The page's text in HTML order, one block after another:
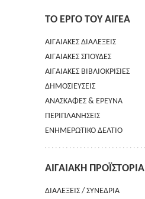
ΤΟ ΕΡΓΟ ΤΟΥ ΑΙΓΕΑ
ΑΙΓΑΙΑΚΕΣ ΔΙΑΛΕΞΕΙΣ
ΠΛΗΡΟΦΟΡΙΕΣ
ΑΙΓΑΙΑΚΕΣ ΣΠΟΥΔΕΣ
ΠΛΗΡΟΦΟΡΙΕΣ
ΟΔΗΓΙΕΣ ΠΡΟΣ ΣΥΓΓΡΑΦΕΙΣ
ΟΡΟΙ ΧΡΗΣΗΣ
ΕΠΙΚΟΙΝΩΝΙΑ
ΑΙΓΑΙΑΚΕΣ ΒΙΒΛΙΟΚΡΙΣΙΕΣ
ΠΛΗΡΟΦΟΡΙΕΣ
ΔΗΜΟΣΙΕΥΣΕΙΣ
ΑΝΑΣΚΑΦΕΣ & ΕΡΕΥΝΑ
ΠΕΡΙΠΛΑΝΗΣΕΙΣ
ΕΝΗΜΕΡΩΤΙΚΟ ΔΕΛΤΙΟ
ΑΙΓΑΙΑΚΗ ΠΡΟΪΣΤΟΡΙΑ
ΔΙΑΛΕΞΕΙΣ / ΣΥΝΕΔΡΙΑ